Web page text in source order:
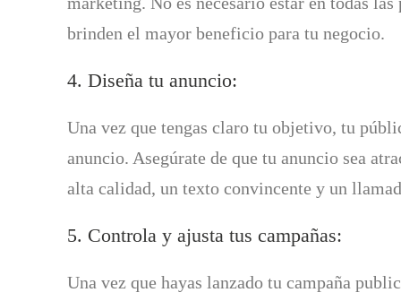
brinden el mayor beneficio para tu negocio.
4. Diseña tu anuncio:
Una vez que tengas claro tu objetivo, tu
anuncio. Asegúrate de que tu anuncio sea
alta calidad, un texto convincente y un
5. Controla y ajusta tus campañas:
Una vez que hayas lanzado tu campaña